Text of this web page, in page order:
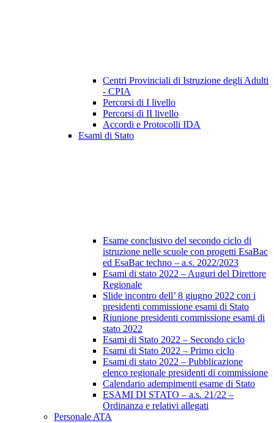
Centri Provinciali di Istruzione degli Adulti
- CPIA
Percorsi di I livello
Percorsi di II livello
Accordi e Protocolli IDA
Esami di Stato
Esame conclusivo del secondo ciclo di
istruzione nelle scuole con progetti EsaBac
ed EsaBac techno – a.s. 2022/2023
Esami di stato 2022 – Auguri del Direttore
Regionale
Slide incontro dell’ 8 giugno 2022 con i
presidenti commissione esami di Stato
Riunione presidenti commissione esami di
stato 2022
Esami di Stato 2022 – Secondo ciclo
Esami di Stato 2022 – Primo ciclo
Esami di stato 2022 – Pubblicazione
elenco regionale presidenti di commissione
Calendario adempimenti esame di Stato
ESAMI DI STATO – a.s. 21/22 –
Ordinanza e relativi allegati
Personale ATA